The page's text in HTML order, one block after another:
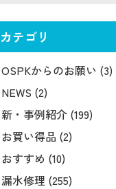
カテゴリ
OSPKからのお願い (3)
NEWS (2)
新・事例紹介 (199)
お買い得品 (2)
おすすめ (10)
漏水修理 (255)